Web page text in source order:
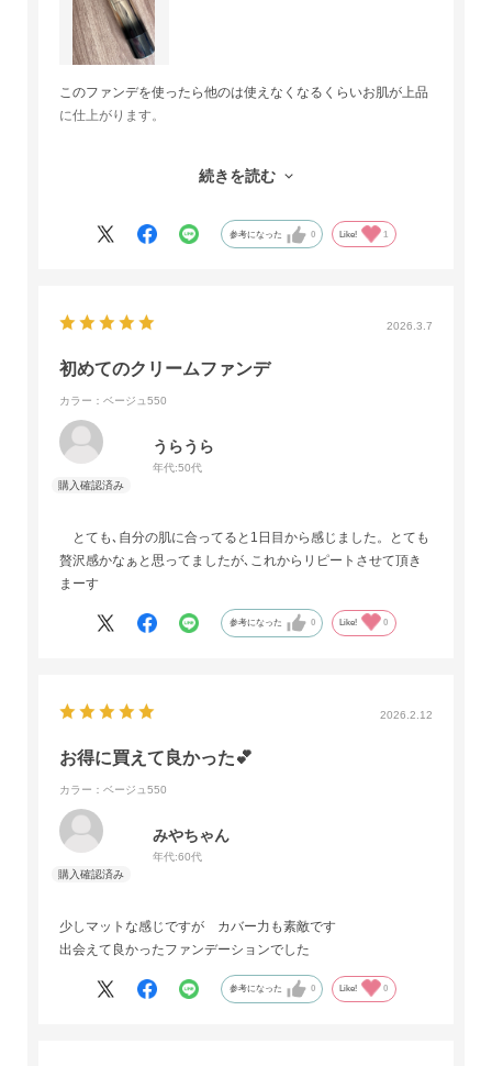
このファンデを使ったら他のは使えなくなるくらいお肌が上品
に仕上がります。
長持ちするので買い替えも少ないのも気に入っています。
続きを読む
参考になった 0 Like! 1
2026.3.7
初めてのクリームファンデ
カラー：ベージュ550
うらうら
年代:50代
とても､自分の肌に合ってると1日目から感じました。とても
贅沢感かなぁと思ってましたが､これからリピートさせて頂き
まーす
参考になった 0 Like! 0
2026.2.12
お得に買えて良かった💕
カラー：ベージュ550
みやちゃん
年代:60代
少しマットな感じですが カバー力も素敵です
出会えて良かったファンデーションでした
参考になった 0 Like! 0